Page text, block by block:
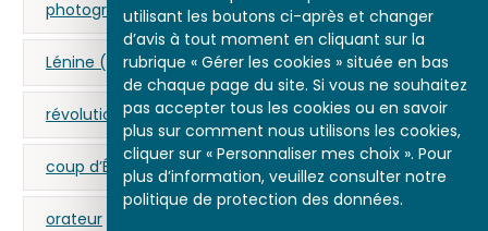
utilisant les boutons ci-après et changer
d’avis à tout moment en cliquant sur la
rubrique « Gérer les cookies » située en bas
de chaque page du site. Si vous ne souhaitez
pas accepter tous les cookies ou en savoir
plus sur comment nous utilisons les cookies,
cliquer sur « Personnaliser mes choix ». Pour
plus d’information, veuillez consulter notre
politique de protection des données.
photographie
Lénine (Vladimir Ilitch Oulianov, dit)
révolution russe Moscou bolchevisme
coup d’État mencheviks Trotski (Léon)
orateur